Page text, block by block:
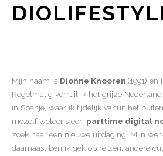
Mijn naam is Dionne Knooren (1991)
Regelmatig verruil ik het grijze
in Spanje, waar ik tijdelijk vanuit het
mezelf weleens een parttime digital
zoek naar een nieuwe uitdaging. Mijn
daarnaast ben ik gek op reizen, andere